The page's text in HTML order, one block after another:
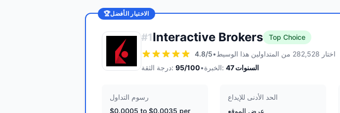
🏆الاختيار الأفضل
#1Interactive Brokers
Top Choice
4.8/5•
اختار 282,528 من المتداولين هذا الوسيط
درجة الثقة: 95/100• الخبرة: 47 السنوات
رسوم التداول
$0.0005 to $0.0035 per
الحد الأدنى للإيداع
عرض الموقع